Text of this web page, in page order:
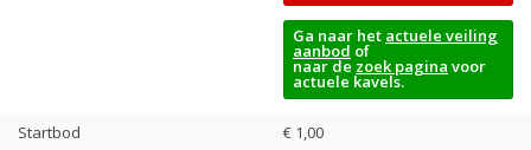
Ga naar het actuele veiling
aanbod of
naar de zoek pagina voor
actuele kavels.
Startbod
€ 1,00